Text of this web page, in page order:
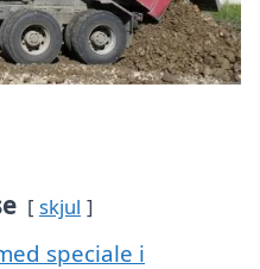
skjul
speciale i